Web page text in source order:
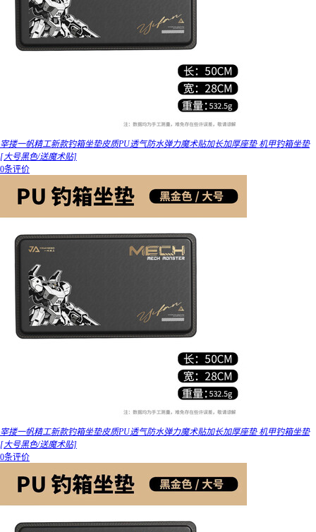
宰搂一帆精工新款钓箱坐垫皮质PU透气防水弹力魔术贴加长加厚座垫 机甲钓箱坐垫
[大号黑色/送魔术贴]
0条评价
宰搂一帆精工新款钓箱坐垫皮质PU透气防水弹力魔术贴加长加厚座垫 机甲钓箱坐垫
[大号黑色/送魔术贴]
0条评价